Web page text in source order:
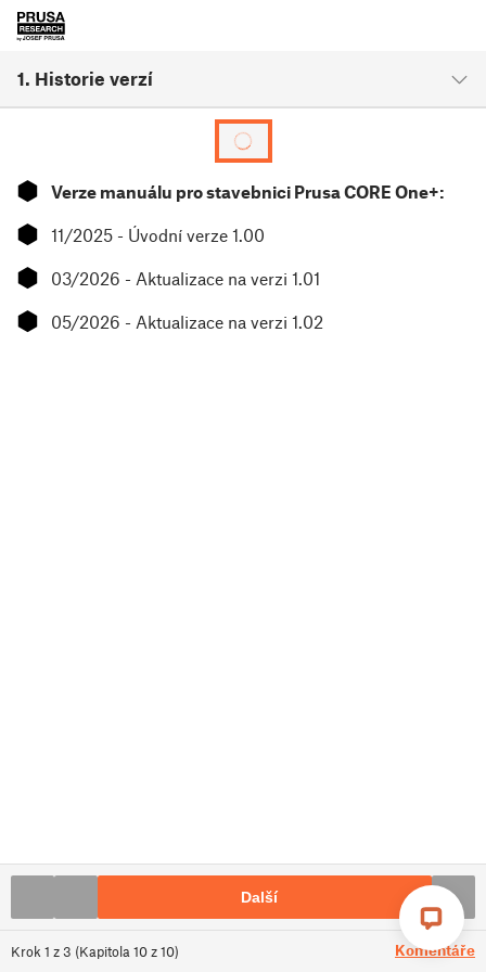
1. Historie verzí
Krok 1 z3 (Kapitola 10z10) Komentáře
⬢ Verze manuálu pro stavebnici Prusa CORE One+:
⬢ 11/2025 - Úvodní verze 1.00
⬢ 03/2026 - Aktualizace na verzi 1.01
⬢ 05/2026 - Aktualizace na verzi 1.02
Další